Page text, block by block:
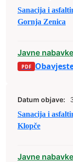
Sanacija i
Gornja Zenica
Javne nabavke
Datum objave:
Sanacija i
Klopče
Javne nabavke